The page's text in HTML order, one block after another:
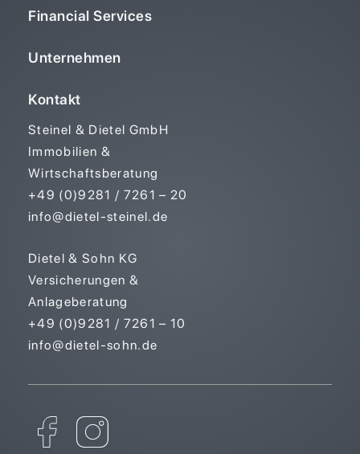
Financial Services
Unternehmen
Kontakt
Steinel & Dietel GmbH
Immobilien &
Wirtschaftsberatung
+49 (0)9281 / 7261 – 20
info@dietel-steinel.de
Dietel & Sohn KG
Versicherungen &
Anlageberatung
+49 (0)9281 / 7261 – 10
info@dietel-sohn.de